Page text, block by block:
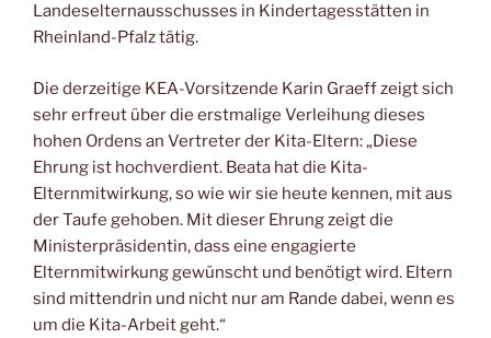
Landeselternausschusses in Kindertagesstätten in
Rheinland-Pfalz tätig.
Die derzeitige KEA-Vorsitzende Karin Graeff zeigt sich
sehr erfreut über die erstmalige Verleihung dieses
hohen Ordens an Vertreter der Kita-Eltern: „Diese
Ehrung ist hochverdient. Beata hat die Kita-
Elternmitwirkung, so wie wir sie heute kennen, mit aus
der Taufe gehoben. Mit dieser Ehrung zeigt die
Ministerpräsidentin, dass eine engagierte
Elternmitwirkung gewünscht und benötigt wird. Eltern
sind mittendrin und nicht nur am Rande dabei, wenn es
um die Kita-Arbeit geht.“